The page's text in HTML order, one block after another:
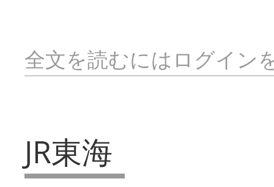
全文を読むにはログイン
JR東海